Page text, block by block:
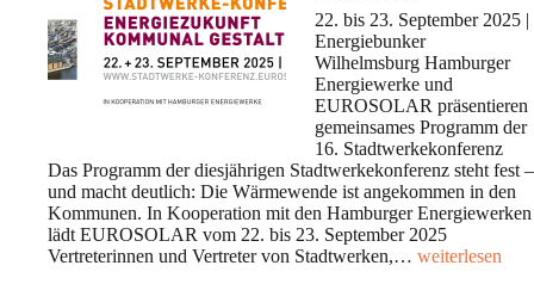
22. bis 23. September 2025 |
Energiebunker
Wilhelmsburg Hamburger
Energiewerke und
EUROSOLAR präsentieren
gemeinsames Programm der
16. Stadtwerkekonferenz
Das Programm der diesjährigen Stadtwerkekonferenz steht fest –
und macht deutlich: Die Wärmewende ist angekommen in den
Kommunen. In Kooperation mit den Hamburger Energiewerken
lädt EUROSOLAR vom 22. bis 23. September 2025
Vertreterinnen und Vertreter von Stadtwerken,… Programm
weiterlesen